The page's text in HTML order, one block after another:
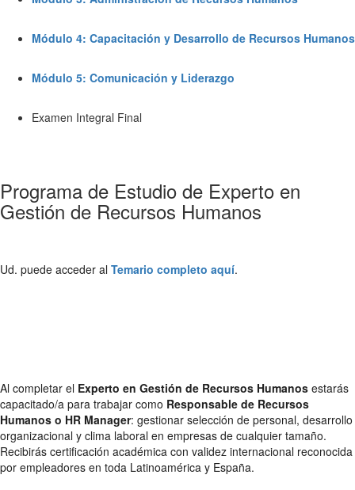
Módulo 4: Capacitación y Desarrollo de Recursos Humanos
Módulo 5: Comunicación y Liderazgo
Examen Integral Final
Programa de Estudio de Experto en
Gestión de Recursos Humanos
Ud. puede acceder al Temario completo aquí.
Al completar el Experto en Gestión de Recursos Humanos estarás
capacitado/a para trabajar como Responsable de Recursos
Humanos o HR Manager: gestionar selección de personal, desarrollo
organizacional y clima laboral en empresas de cualquier tamaño.
Recibirás certificación académica con validez internacional reconocida
por empleadores en toda Latinoamérica y España.